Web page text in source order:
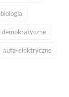
auta-elektryczne